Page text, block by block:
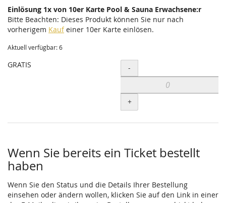
Einlösung 1x von 10er Karte Pool & Sauna Erwachsene:r
Bitte Beachten: Dieses Produkt können Sie nur nach
vorherigem Kaufeiner 10er Karte einlösen.
Aktuell verfügbar: 6
GRATIS Menge
-
+
Wenn Sie bereits ein Ticket bestellt
haben
Wenn Sie den Status und die Details Ihrer Bestellung
einsehen oder ändern wollen, klicken Sie auf den Link in einer